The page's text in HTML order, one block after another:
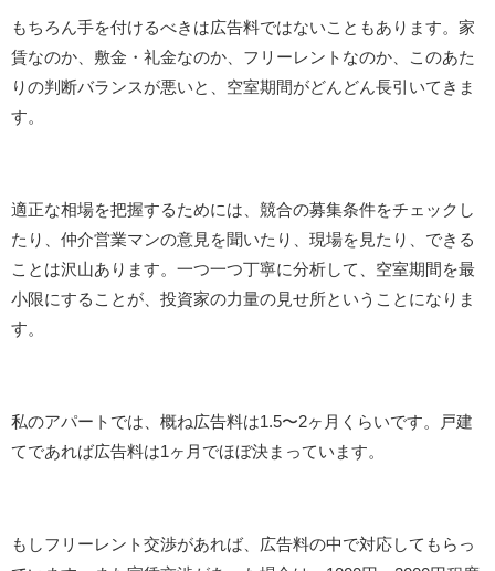
もちろん手を付けるべきは広告料ではないこともあります。家
賃なのか、敷金・礼金なのか、フリーレントなのか、このあた
りの判断バランスが悪いと、空室期間がどんどん長引いてきま
す。
適正な相場を把握するためには、競合の募集条件をチェックし
たり、仲介営業マンの意見を聞いたり、現場を見たり、できる
ことは沢山あります。一つ一つ丁寧に分析して、空室期間を最
小限にすることが、投資家の力量の見せ所ということになりま
す。
私のアパートでは、概ね広告料は1.5〜2ヶ月くらいです。戸建
てであれば広告料は1ヶ月でほぼ決まっています。
もしフリーレント交渉があれば、広告料の中で対応してもらっ